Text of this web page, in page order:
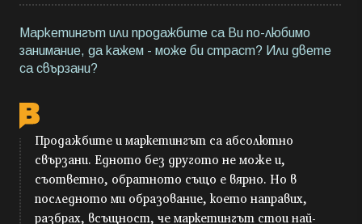
Маркетингът или продажбите са Ви по-любимо
занимание, да кажем - може би страст? Или двете
са свързани?
Продажбите и маркетингът са абсолютно
свързани. Едното без другото не може и,
съответно, обратното също е вярно. Но в
последното ми образование, което направих,
разбрах, всъщност, че маркетингът стои най-